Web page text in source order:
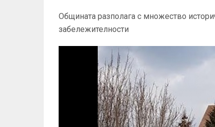
Общината разполага с множество
забележителности